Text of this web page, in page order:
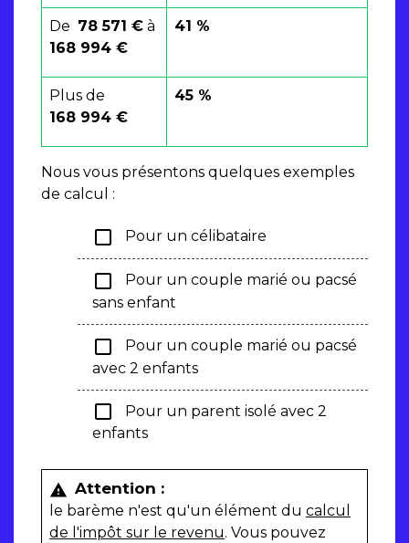
De 78 571 € à
168 994 €
41 %
Plus de
168 994 €
45 %
Nous vous présentons quelques exemples
de calcul :
check_box_outline_blank Pour un célibataire
check_box_outline_blank
Pour un couple marié ou pacsé
sans enfant
check_box_outline_blank
Pour un couple marié ou pacsé
avec 2 enfants
check_box_outline_blank
Pour un parent isolé avec 2
enfants
warning Attention :
le barème n'est qu'un élément du calcul
de l'impôt sur le revenu. Vous pouvez